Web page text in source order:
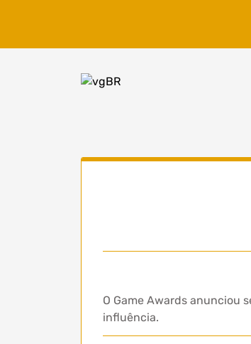
O Game Awards anunciou
influência.